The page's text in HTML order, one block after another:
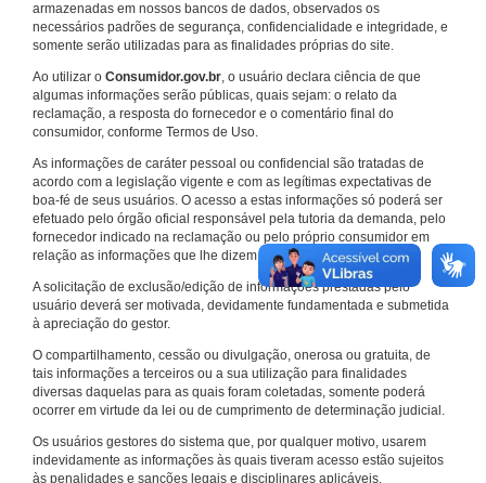
armazenadas em nossos bancos de dados, observados os
necessários padrões de segurança, confidencialidade e integridade, e
somente serão utilizadas para as finalidades próprias do site.
Ao utilizar o Consumidor.gov.br, o usuário declara ciência de que
algumas informações serão públicas, quais sejam: o relato da
reclamação, a resposta do fornecedor e o comentário final do
consumidor, conforme Termos de Uso.
As informações de caráter pessoal ou confidencial são tratadas de
acordo com a legislação vigente e com as legítimas expectativas de
boa-fé de seus usuários. O acesso a estas informações só poderá ser
efetuado pelo órgão oficial responsável pela tutoria da demanda, pelo
fornecedor indicado na reclamação ou pelo próprio consumidor em
relação as informações que lhe dizem respeito.
A solicitação de exclusão/edição de informações prestadas pelo
usuário deverá ser motivada, devidamente fundamentada e submetida
à apreciação do gestor.
O compartilhamento, cessão ou divulgação, onerosa ou gratuita, de
tais informações a terceiros ou a sua utilização para finalidades
diversas daquelas para as quais foram coletadas, somente poderá
ocorrer em virtude da lei ou de cumprimento de determinação judicial.
Os usuários gestores do sistema que, por qualquer motivo, usarem
indevidamente as informações às quais tiveram acesso estão sujeitos
às penalidades e sanções legais e disciplinares aplicáveis.